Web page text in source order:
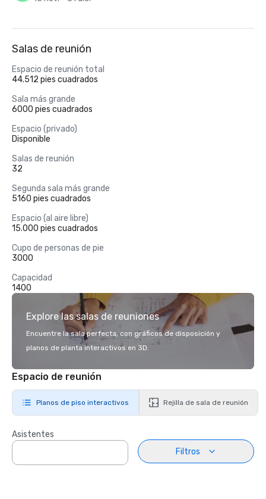
Salas de reunión
Espacio de reunión total
44.512 pies cuadrados
Sala más grande
6000 pies cuadrados
Espacio (privado)
Disponible
Salas de reunión
32
Segunda sala más grande
5160 pies cuadrados
Espacio (al aire libre)
15.000 pies cuadrados
Cupo de personas de pie
3000
Capacidad
1400
Explore las salas de reuniones
Encuentre la sala perfecta, con gráficos de disposición y
planos de planta interactivos en 3D.
Espacio de reunión
Planos de piso interactivos Rejilla de sala de reunión
Asistentes
Filtros